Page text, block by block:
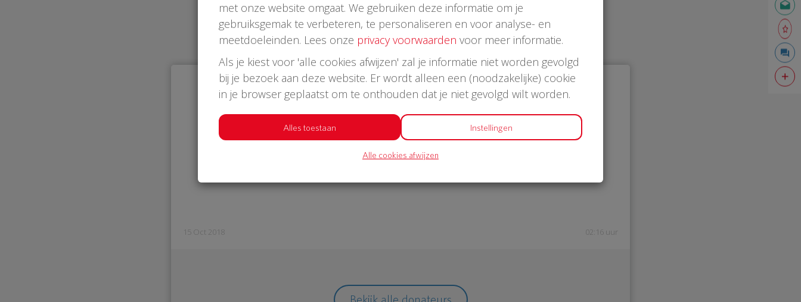
Laatste donaties
€ 1.052
15 Oct 2018 02:16 uur
met onze website omgaat. We gebruiken deze informatie om je
gebruiksgemak te verbeteren, te personaliseren en voor analyse- en
meetdoeleinden. Lees onze privacy voorwaarden voor meer informatie.
Als je kiest voor 'alle cookies afwijzen' zal je informatie niet worden gevolgd
bij je bezoek aan deze website. Er wordt alleen een (noodzakelijke) cookie
in je browser geplaatst om te onthouden dat je niet gevolgd wilt worden.
Alles toestaan Instellingen
Alle cookies afwijzen